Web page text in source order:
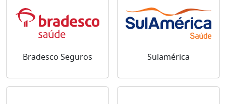
Bradesco Seguros Sulamérica